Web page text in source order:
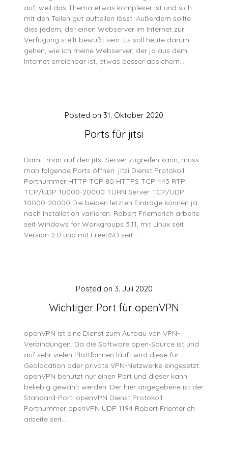
auf, weil das Thema etwas komplexer ist und sich
mit den Teilen gut aufteilen lässt. Außerdem sollte
dies jedem, der einen Webserver im Internet zur
Verfügung stellt bewußt sein. Es soll heute darum
gehen, wie ich meine Webserver, der ja aus dem
Internet erreichbar ist, etwas besser absichern…
Ports für jitsi
Posted on 31. Oktober 2020
Damit man auf den jitsi-Server zugreifen kann, muss
man folgende Ports öffnen. jitsi Dienst Protokoll
Portnummer HTTP TCP 80 HTTPS TCP 443 RTP
TCP/UDP 10000-20000 TURN Server TCP/UDP
10000-20000 Die beiden letzten Einträge können ja
nach Installation variieren. Robert FriemerIch arbeite
seit Windows for Workgroups 3.11, mit Linux seit
Version 2.0 und mit FreeBSD seit…
Wichtiger Port für openVPN
Posted on 3. Juli 2020
openVPN ist eine Dienst zum Aufbau von VPN-
Verbindungen. Da die Software open-Source ist und
auf sehr vielen Plattformen läuft wird diese für
Geolocation oder private VPN-Netzwerke eingesetzt.
openVPN benutzt nur einen Port und dieser kann
beliebig gewählt werden. Der hier angegebene ist der
Standard-Port. openVPN Dienst Protokoll
Portnummer openVPN UDP 1194 Robert FriemerIch
arbeite seit…